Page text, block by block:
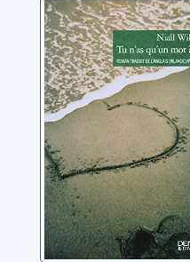
Tu n'as qu'un
mot à dire
Williams, Niall